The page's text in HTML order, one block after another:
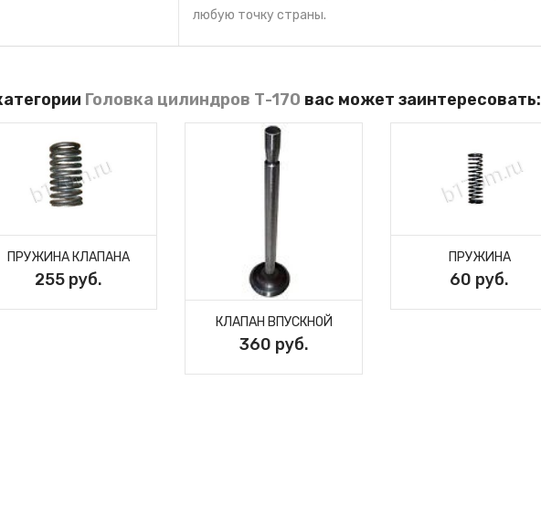
насос
любую точку страны.
Головка цилиндров Т-170 вас может заинтересовать:
ПРУЖИНА КЛАПАНА
255 руб.
КЛАПАН ВПУСКНОЙ
360 руб.
ПРУЖИНА
60 руб.